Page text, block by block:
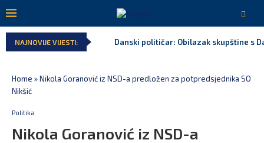
NAJNOVIJE VIJESTI: Danski političar: Obilazak skupštine s
Home »Nikola Goranović iz NSD-a predložen za potpredsjednika SO
Nikšić
Politika
Nikola Goranović iz NSD-a